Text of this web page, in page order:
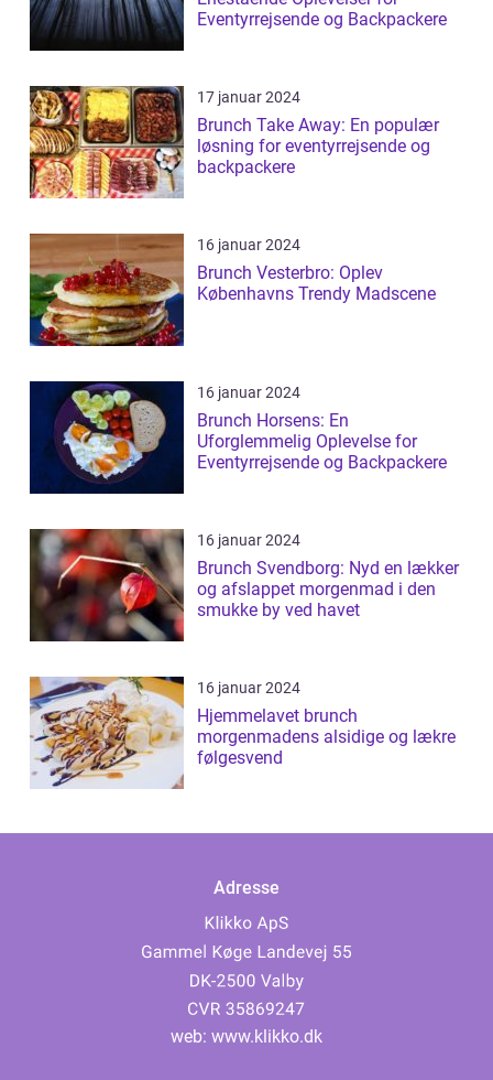
Eventyrrejsende og Backpackere
17 januar 2024
Brunch Take Away: En populær
løsning for eventyrrejsende og
backpackere
16 januar 2024
Brunch Vesterbro: Oplev
Københavns Trendy Madscene
16 januar 2024
Brunch Horsens: En
Uforglemmelig Oplevelse for
Eventyrrejsende og Backpackere
16 januar 2024
Brunch Svendborg: Nyd en lækker
og afslappet morgenmad i den
smukke by ved havet
16 januar 2024
Hjemmelavet brunch
morgenmadens alsidige og lækre
følgesvend
Adresse
web: www.klikko.dk